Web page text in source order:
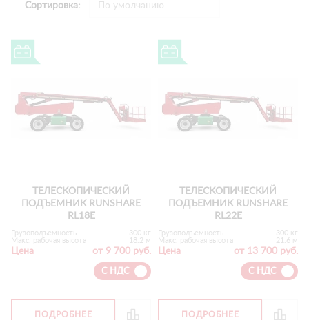
Сортировка:
ТЕЛЕСКОПИЧЕСКИЙ
ПОДЪЕМНИК RUNSHARE
RL18E
Грузоподъемность
300 кг
Макс. рабочая высота
18.2 м
Цена от 9 700 руб.
С НДС
ПОДРОБНЕЕ
ТЕЛЕСКОПИЧЕСКИЙ
ПОДЪЕМНИК RUNSHARE
RL22E
Грузоподъемность
300 кг
Макс. рабочая высота
21.6 м
Цена от 13 700 руб.
С НДС
ПОДРОБНЕЕ